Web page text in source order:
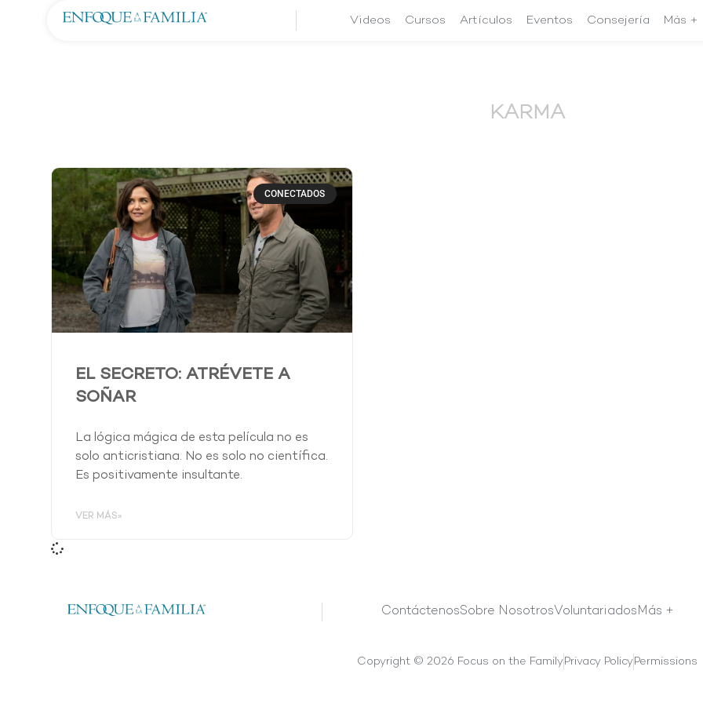
Videos Cursos Artículos Eventos Consejería Más +
KARMA
CONECTADOS
EL SECRETO: ATRÉVETE A
SOÑAR
La lógica mágica de esta película no es
solo anticristiana. No es solo no científica.
Es positivamente insultante.
VER MÁS»
ContáctenosSobre NosotrosVoluntariadosMás +
Copyright © 2026 Focus on the FamilyPrivacy PolicyPermissions